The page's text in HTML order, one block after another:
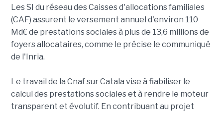
Les SI du réseau des Caisses d'allocations familiales
(CAF) assurent le versement annuel d'environ 110
Md€ de prestations sociales à plus de 13,6 millions de
foyers allocataires, comme le précise le communiqué
de l'Inria.
Le travail de la Cnaf sur Catala vise à fiabiliser le
calcul des prestations sociales et à rendre le moteur
transparent et évolutif. En contribuant au projet